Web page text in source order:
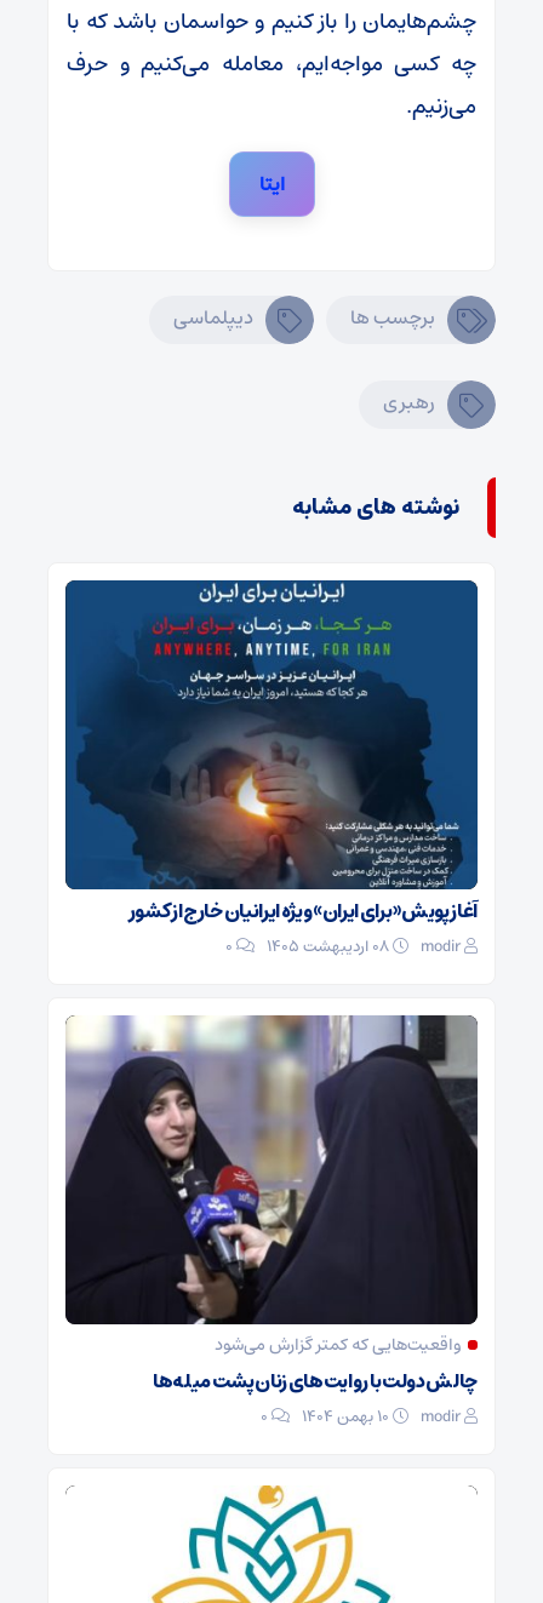
چشم‌هایمان را باز کنیم و حواسمان باشد که با
چه کسی مواجه‌ایم، معامله می‌کنیم و حرف
می‌زنیم.
ایتا
برچسب ها دیپلماسی
رهبری
نوشته های مشابه
آغاز پویش «برای ایران» ویژه ایرانیان خارج از کشور
modir
0
واقعیت‌هایی که کمتر گزارش می‌شود
چالش دولت با روایت‌های زنان پشت میله‌ها
modir
0